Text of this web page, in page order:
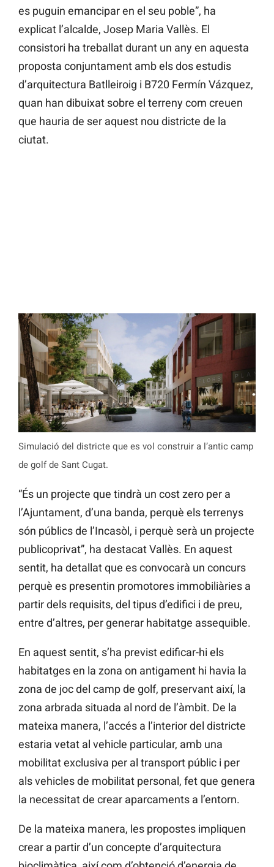
es puguin emancipar en el seu poble”, ha
explicat l’alcalde, Josep Maria Vallès. El
consistori ha treballat durant un any en aquesta
proposta conjuntament amb els dos estudis
d’arquitectura Batlleiroig i B720 Fermín Vázquez,
quan han dibuixat sobre el terreny com creuen
que hauria de ser aquest nou districte de la
ciutat.
Simulació del districte que es vol construir a l’antic camp
de golf de Sant Cugat.
“És un projecte que tindrà un cost zero per a
l’Ajuntament, d’una banda, perquè els terrenys
són públics de l’Incasòl, i perquè serà un projecte
publicoprivat”, ha destacat Vallès. En aquest
sentit, ha detallat que es convocarà un concurs
perquè es presentin promotores immobiliàries a
partir dels requisits, del tipus d’edifici i de preu,
entre d’altres, per generar habitatge assequible.
En aquest sentit, s’ha previst edificar-hi els
habitatges en la zona on antigament hi havia la
zona de joc del camp de golf, preservant així, la
zona arbrada situada al nord de l’àmbit. De la
mateixa manera, l’accés a l’interior del districte
estaria vetat al vehicle particular, amb una
mobilitat exclusiva per al transport públic i per
als vehicles de mobilitat personal, fet que genera
la necessitat de crear aparcaments a l’entorn.
De la mateixa manera, les propostes impliquen
crear a partir d’un concepte d’arquitectura